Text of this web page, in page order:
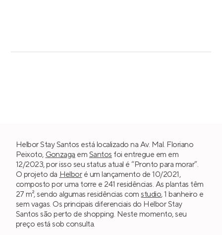
Helbor Stay Santos está localizado na Av. Mal. Floriano
Peixoto, Gonzaga em Santos foi entregue em em
12/2023, por isso seu status atual é “Pronto para morar”.
O projeto da Helboré um lançamento de 10/2021,
composto por uma torre e 241 residências. As plantas têm
27 m², sendo algumas residências comstudio, 1 banheiro e
sem vagas. Os principais diferenciais do Helbor Stay
Santos são perto de shopping. Neste momento, seu
preço está sob consulta.